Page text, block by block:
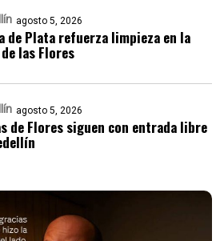
agosto 5, 2026
de Plata refuerza limpieza en la
las Flores
agosto 5, 2026
de Flores siguen con entrada libre